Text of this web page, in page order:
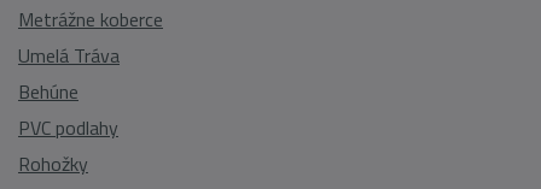
Metrážne koberce
Umelá Tráva
Behúne
PVC podlahy
Rohožky